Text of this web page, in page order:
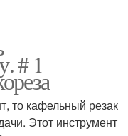
# 1
то кафельный резак
Этот инструмент